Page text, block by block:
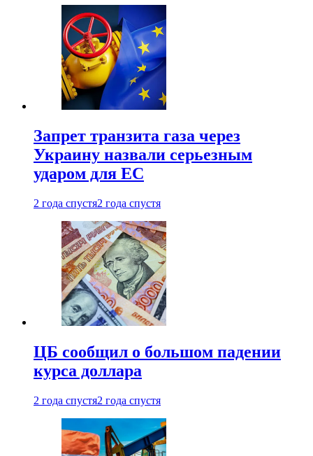
Запрет транзита газа через
Украину назвали серьезным
ударом для ЕС
2 года спустя2 года спустя
ЦБ сообщил о большом падении
курса доллара
2 года спустя2 года спустя